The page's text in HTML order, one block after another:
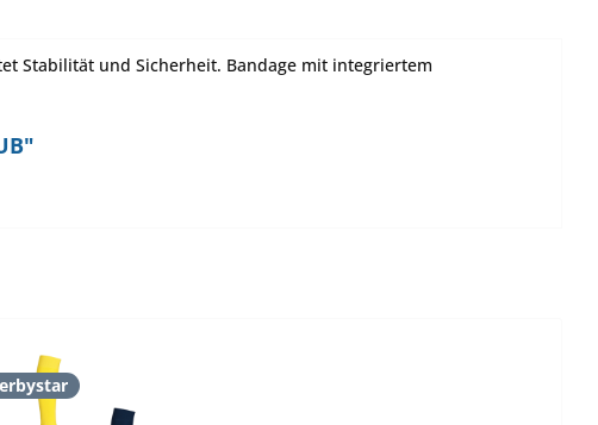
Stabilität und Sicherheit. Bandage mit integriertem